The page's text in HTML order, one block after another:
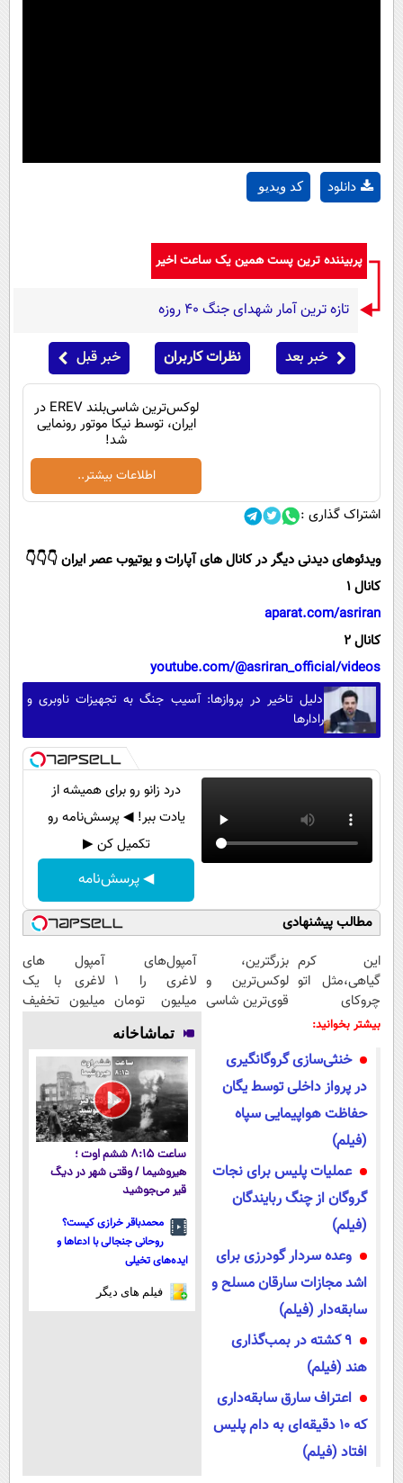
کد ویدیو دانلود
پربیننده ترین پست همین یک ساعت اخیر
تازه ترین آمار شهدای جنگ 40 روزه
خبر بعد نظرات کاربران خبر قبل
لوکس‌ترین شاسی‌بلند EREV در
ایران، توسط نیکا موتور رونمایی
شد!
اطلاعات بیشتر..
اشتراک گذاری :
ویدئوهای دیدنی دیگر در کانال های آپارات و یوتیوب عصر ایران 👇👇👇
کانال 1
aparat.com/asriran
کانال 2
youtube.com/@asriran_official/videos
دلیل تاخیر در پروازها: آسیب جنگ به تجهیزات ناوبری و
رادارها
درد زانو رو برای همیشه از
یادت ببر! ◀ پرسش‌نامه رو
تکمیل کن ▶
◀ پرسش‌نامه
مطالب پیشنهادی
این کرم
گیاهی،مثل اتو
چروکای
پوستتوصاف
بزرگترین،
لوکس‌ترین و
قوی‌ترین شاسی
شد
آمپول‌های
لاغری را ۱
میلیون تومان
ارزان‌تر از
همه‌جا بخر!
آمپول های
لاغری با یک
میلیون تخفیف
معتبر
بیشتر بخوانید:
خنثی‌سازی گروگانگیری
در پرواز داخلی توسط یگان
حفاظت هواپیمایی سپاه
(فیلم)
عملیات پلیس برای نجات
گروگان از چنگ ربایندگان
(فیلم)
وعده سردار گودرزی برای
اشد مجازات سارقان مسلح و
سابقه‌دار (فیلم)
۹ کشته در بمب‌گذاری
هند (فیلم)
اعتراف سارق سابقه‌داری
که ١۰ دقیقه‌ای به دام پلیس
افتاد (فیلم)
تماشاخانه
ساعت ۸:۱۵ ششم اوت ؛
هیروشیما / وقتی شهر در دیگ
قیر می‌جوشید
محمدباقر خرازی کیست؟
روحانی جنجالی با ادعاها و
ایده‌های تخیلی
فیلم های دیگر